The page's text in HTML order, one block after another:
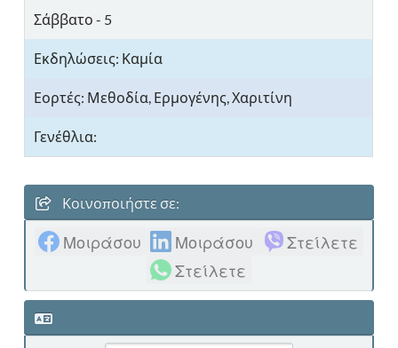
Σάββατο - 5
Μεθοδία, Ερμογένης, Χαριτίνη
Κοινοποιήστε σε:
Μοιράσου Μοιράσου
Στείλετε
Στείλετε